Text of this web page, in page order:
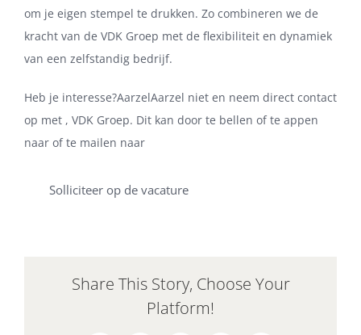
om je eigen stempel te drukken. Zo combineren we de
kracht van de VDK Groep met de flexibiliteit en dynamiek
van een zelfstandig bedrijf.
Heb je interesse?AarzelAarzel niet en neem direct contact
op met , VDK Groep. Dit kan door te bellen of te appen
naar of te mailen naar
Solliciteer op de vacature
Share This Story, Choose Your
Platform!